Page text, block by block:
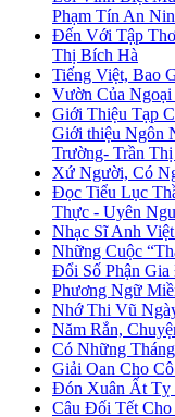
Phạm Tín An
Đến Với Tập
Thị Bích Hà
Tiếng Việt, Bao
Vườn Của
Giới Thiệu Tạp
Giới thiệu Ngôn
Trường- Trần
Xứ Người, Có
Đọc Tiểu Lục
Thực - Uyên
Nhạc Sĩ Anh
Những Cuộc
Đổi Số Phận
Phương Ngữ
Nhớ Thi Vũ
Năm Rắn,
Có Những
Giải Oan Cho
Đón Xuân Ất Tỵ
Câu Đối Tết